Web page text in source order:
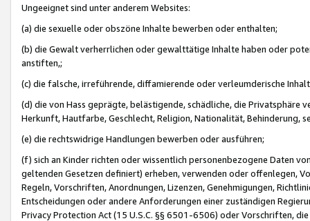
Ungeeignet sind unter anderem Websites:
(a) die sexuelle oder obszöne Inhalte bewerben oder enthalten;
(b) die Gewalt verherrlichen oder gewalttätige Inhalte haben oder
anstiften,;
(c) die falsche, irreführende, diffamierende oder verleumderische
(d) die von Hass geprägte, belästigende, schädliche, die Privatsphäre
Herkunft, Hautfarbe, Geschlecht, Religion, Nationalität, Behinderung,
(e) die rechtswidrige Handlungen bewerben oder ausführen;
(f) sich an Kinder richten oder wissentlich personenbezogene Daten
geltenden Gesetzen definiert) erheben, verwenden oder offenlegen,
Regeln, Vorschriften, Anordnungen, Lizenzen, Genehmigungen,
Entscheidungen oder andere Anforderungen einer zuständigen
Privacy Protection Act (15 U.S.C. §§ 6501-6506) oder Vorschriften,